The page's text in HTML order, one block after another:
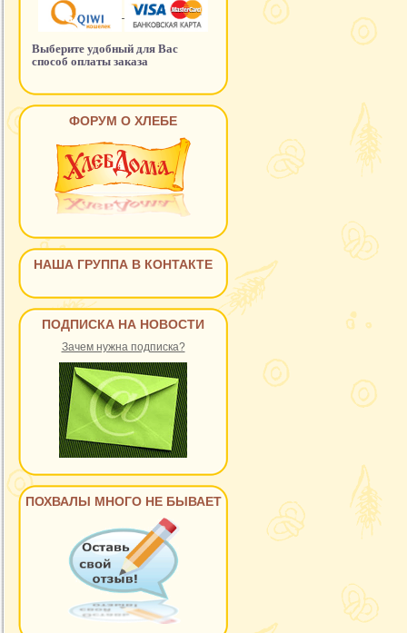
Выберите удобный для Вас
способ оплаты заказа
ФОРУМ О ХЛЕБЕ
НАША ГРУППА В КОНТАКТЕ
ПОДПИСКА НА НОВОСТИ
Зачем нужна подписка?
ПОХВАЛЫ МНОГО НЕ БЫВАЕТ